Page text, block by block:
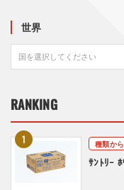
世界
RANKING
種類か
ｻﾝﾄﾘｰ